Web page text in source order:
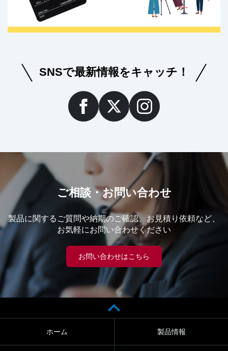
SNSで最新情報をキャッチ！
ご相談・お問い合わせ
製品に関するご質問や納期のご確認、お見積り依頼など、
お気軽にお問い合わせください
お問い合わせはこちら
ホーム 製品情報